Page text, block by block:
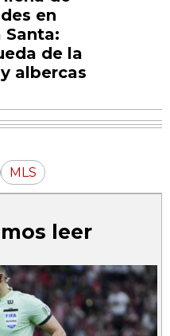
en
Santa:
de la
albercas
MLS
leer